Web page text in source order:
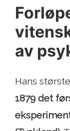
av
Hans
1879 det